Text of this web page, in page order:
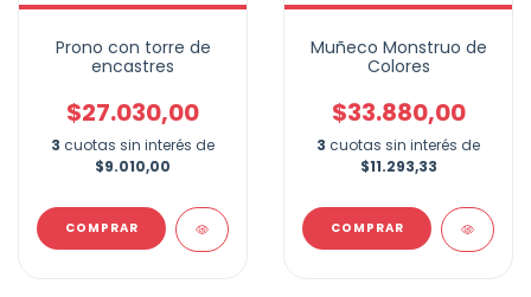
Prono con torre de
encastres
$27.030,00
3 cuotas sin interés de
$9.010,00
Muñeco Monstruo de
Colores
$33.880,00
3 cuotas sin interés de
$11.293,33
COMPRAR